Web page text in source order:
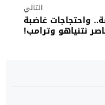
التالي
واحتجاجات غاضبة
نتنياهو وترامب!